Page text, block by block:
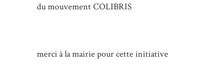
du mouvement COLIBRIS
merci à la mairie pour cette initiative